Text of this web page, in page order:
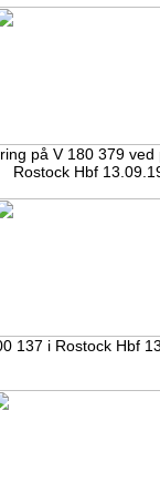
på V 180 379 ved
Rostock Hbf
137 i Rostock Hbf